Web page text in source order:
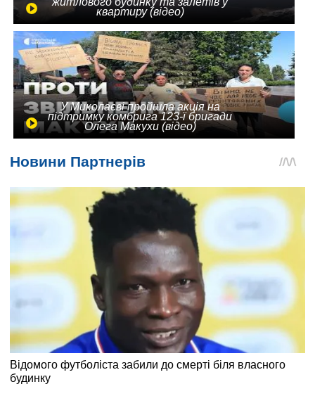
квартиру (відео)
У Миколаєві пройшла акція на
підтримку комбрига 123-ї бригади
Олега Макухи (відео)